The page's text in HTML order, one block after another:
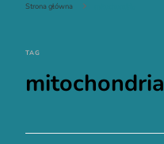
Strona główna
TAG
mitochondria